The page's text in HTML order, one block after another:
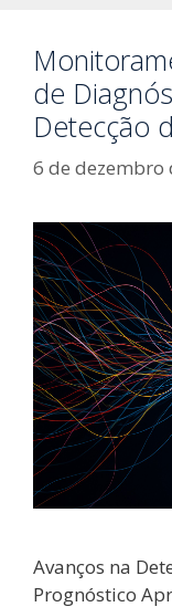
de
Detecção
6 de dezembro
Avanços na
Prognóstico